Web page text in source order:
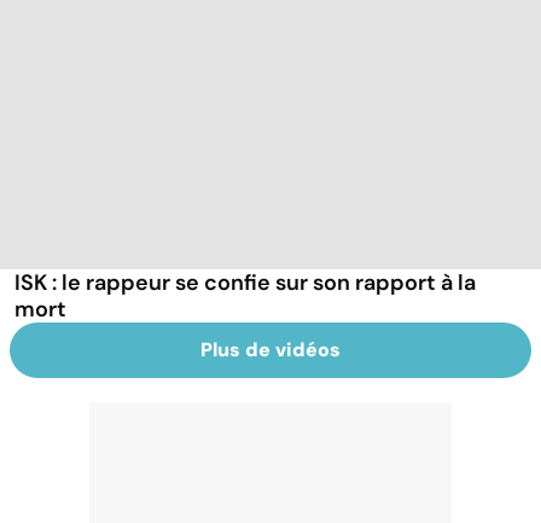
ISK : le rappeur se confie sur son rapport à la
mort
Plus de vidéos